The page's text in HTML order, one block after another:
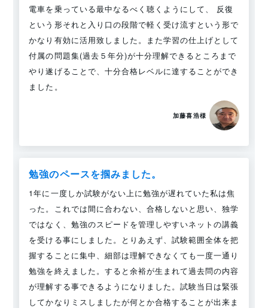
電車を乗っている最中なるべく聴くようにして、 反復
という形それと入り口の段階で軽く受け流すという形で
かなり有効に活用致しました。また学習の仕上げとして
付属の問題集(過去５年分)が十分理解できるところまで
やり遂げることで、十分合格レベルに達することができ
ました。
加藤喜浩様
勉強のペースを掴みました。
1年に一度しか試験がない上に勉強が遅れていた私は焦
った。これでは間に合わない、合格しないと思い、独学
ではなく、勉強のスピードを管理しやすいネットの講義
を受ける事にしました。とりあえず、試験範囲全体を把
握することに集中、細部は理解できなくても一度一通り
勉強を終えました。すると余裕が生まれて過去問の内容
が理解する事できるようになりました。試験当日は緊張
してかなりミスしましたが何とか合格することが出来ま